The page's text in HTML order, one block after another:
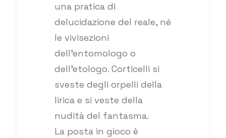
una pratica di
delucidazione del reale, né
le vivisezioni
dell’entomologo o
dell’etologo. Corticelli si
sveste degli orpelli della
lirica e si veste della
nudità del fantasma.
La posta in gioco è